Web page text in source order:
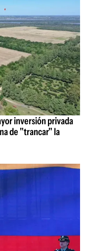
inversión privada
de "trancar" la